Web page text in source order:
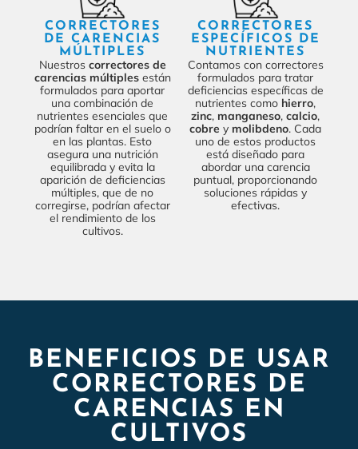
CORRECTORES
DE CARENCIAS
MÚLTIPLES
Nuestros correctores de
carencias múltiplesestán
formulados para aportar
una combinación de
nutrientes esenciales que
podrían faltar en el suelo o
en las plantas. Esto
asegura una nutrición
equilibrada y evita la
aparición de deficiencias
múltiples, que de no
corregirse, podrían afectar
el rendimiento de los
cultivos.
CORRECTORES
ESPECÍFICOS DE
NUTRIENTES
Contamos con correctores
formulados para tratar
deficiencias específicas de
nutrientes como hierro,
zinc, manganeso,calcio,
cobre y molibdeno. Cada
uno de estos productos
está diseñado para
abordar una carencia
puntual, proporcionando
soluciones rápidas y
efectivas.
BENEFICIOS DE USAR
CORRECTORES DE
CARENCIAS EN
CULTIVOS